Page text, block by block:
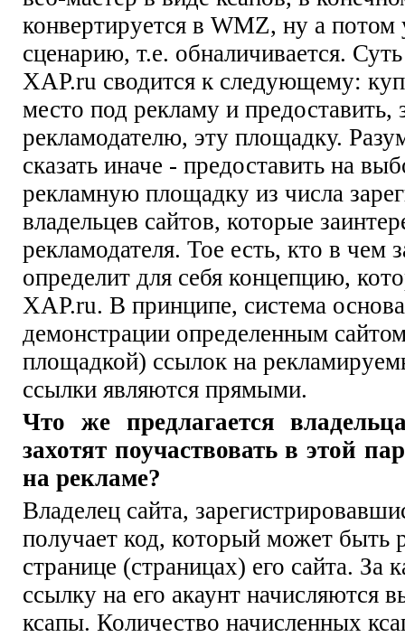
конвертируется в WMZ, ну а
сценарию, т.е. обналичивается.
XAP.ru сводится к следующему:
место под рекламу и предоставить,
рекламодателю, эту площадку.
сказать иначе - предоставить на
рекламную площадку из числа
владельцев сайтов, которые
рекламодателя. Тое есть, кто в чем
определит для себя концепцию,
XAP.ru. В принципе, система
демонстрации определенным
площадкой) ссылок на
ссылки являются прямыми.
Что же предлагается
захотят поучаствовать в этой
на рекламе?
Владелец сайта,
получает код, который может быть
странице (страницах) его сайта.
ссылку на его акаунт начисляются
ксапы. Количество начисленных